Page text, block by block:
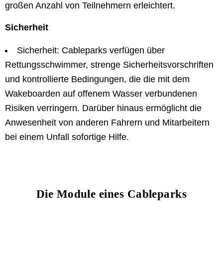
großen Anzahl von Teilnehmern erleichtert.
Sicherheit
Sicherheit: Cableparks verfügen über
Rettungsschwimmer, strenge Sicherheitsvorschriften
und kontrollierte Bedingungen, die die mit dem
Wakeboarden auf offenem Wasser verbundenen
Risiken verringern. Darüber hinaus ermöglicht die
Anwesenheit von anderen Fahrern und Mitarbeitern
bei einem Unfall sofortige Hilfe.
Die Module eines Cableparks